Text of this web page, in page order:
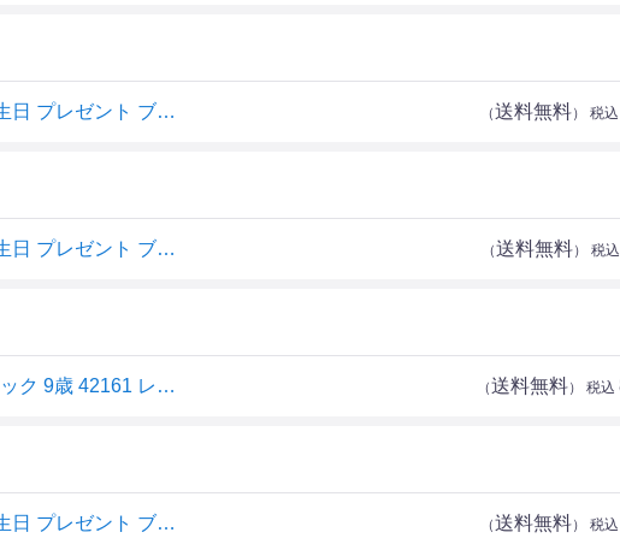
レゴ(LEGO) テクニック ランボルギーニ ウラカン テクニカ おもちゃ 玩具 誕生日 プレゼント ブロック 男の子 女の子 子供 9歳 10歳 11歳 小学生 乗り物 車 ミニカー 42161 （送料無料） 税込
レゴ(LEGO) テクニック ランボルギーニ ウラカン テクニカ おもちゃ 玩具 誕生日 プレゼント ブロック 男の子 女の子 子供 9歳 10歳 11歳 小学生 乗り物 車 ミニカー 42161 （送料無料） 税込
レゴ LEGO テクニック ランボルギーニ ウラカン テクニカ おもちゃ レゴブロック 9歳 42161 レゴテクニック スポーツカー レーシングカー （送料無料） 税込
レゴ(LEGO) テクニック ランボルギーニ ウラカン テクニカ おもちゃ 玩具 誕生日 プレゼント ブロック 男の子 女の子 子供 9歳 10 （送料無料） 税込